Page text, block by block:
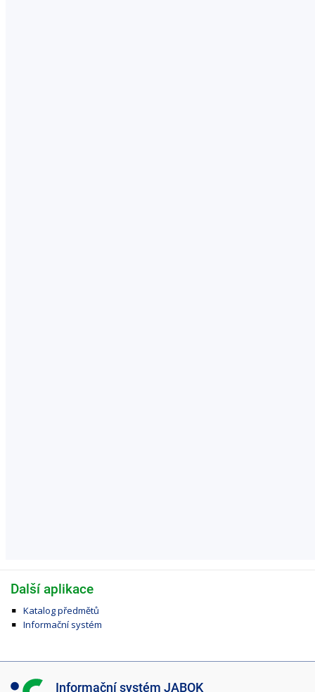
Další aplikace
Katalog předmětů
Informační systém
I Informační systém JABOK